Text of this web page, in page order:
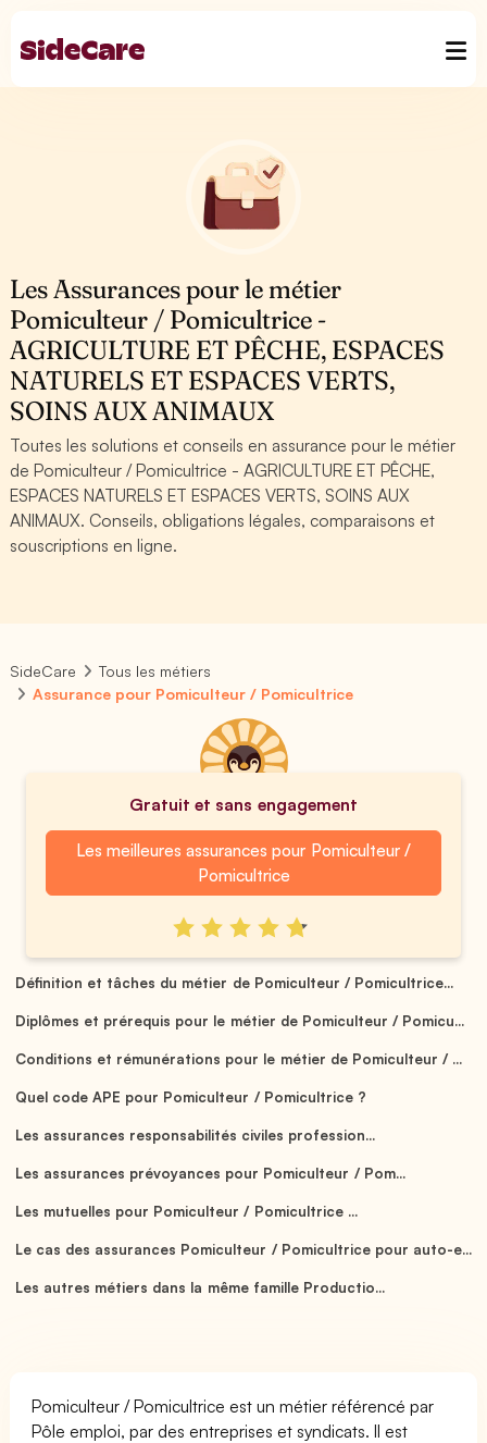
Les Assurances pour le métier
Pomiculteur / Pomicultrice -
AGRICULTURE ET PÊCHE, ESPACES
NATURELS ET ESPACES VERTS,
SOINS AUX ANIMAUX
Toutes les solutions et conseils en assurance pour le métier
de Pomiculteur / Pomicultrice - AGRICULTURE ET PÊCHE,
ESPACES NATURELS ET ESPACES VERTS, SOINS AUX
ANIMAUX. Conseils, obligations légales, comparaisons et
souscriptions en ligne.
SideCare
Tous les métiers
Assurance pour Pomiculteur / Pomicultrice
Gratuit et sans engagement
Les meilleures assurances pour Pomiculteur /
Pomicultrice
Définition et tâches du métier de Pomiculteur / Pomicultrice...
Diplômes et prérequis pour le métier de Pomiculteur / Pomicu...
Conditions et rémunérations pour le métier de Pomiculteur / ...
Quel code APE pour Pomiculteur / Pomicultrice ?
Les assurances responsabilités civiles profession...
Les assurances prévoyances pour Pomiculteur / Pom...
Les mutuelles pour Pomiculteur / Pomicultrice ...
Le cas des assurances Pomiculteur / Pomicultrice pour auto-e...
Les autres métiers dans la même famille Productio...
Pomiculteur / Pomicultrice est un métier référencé par
Pôle emploi, par des entreprises et syndicats. Il est